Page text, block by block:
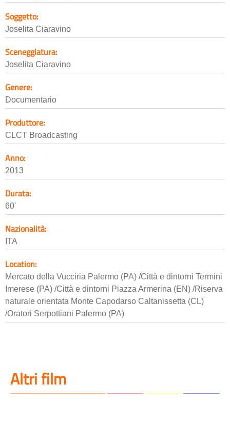
Soggetto:
Joselita Ciaravino
Sceneggiatura:
Joselita Ciaravino
Genere:
Documentario
Produttore:
CLCT Broadcasting
Anno:
2013
Durata:
60'
Nazionalità:
ITA
Location:
Mercato della Vucciria Palermo (PA) /Città e dintorni Termini
Imerese (PA) /Città e dintorni Piazza Armerina (EN) /Riserva
naturale orientata Monte Capodarso Caltanissetta (CL)
/Oratori Serpottiani Palermo (PA)
Altri film